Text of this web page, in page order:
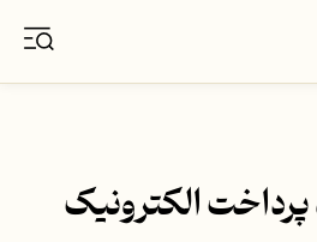
الکترونیک